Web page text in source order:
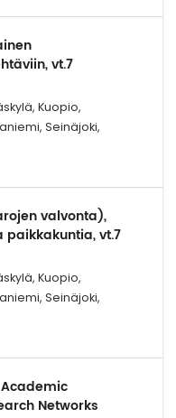
vt.7
Kuopio,
Seinäjoki,
valvonta),
paikkakuntia, vt.7
Kuopio,
Seinäjoki,
Networks